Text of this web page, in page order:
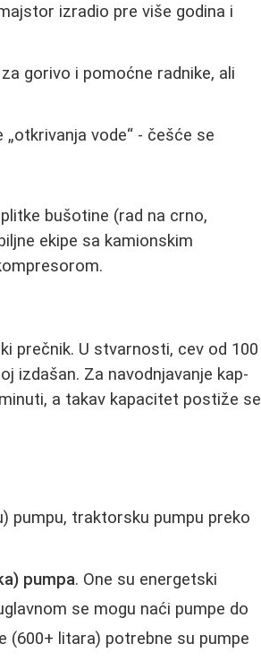
izradio pre više godina i
gorivo i pomoćne radnike, ali
vode“ - češće se
bušotine (rad na crno,
ekipe sa kamionskim
prečnik. U stvarnosti, cev od 100
izdašan. Za navodnjavanje kap-
a takav kapacitet postiže se
pumpu, traktorsku pumpu preko
pumpa. One su energetski
se mogu naći pumpe do
(600+ litara) potrebne su pumpe